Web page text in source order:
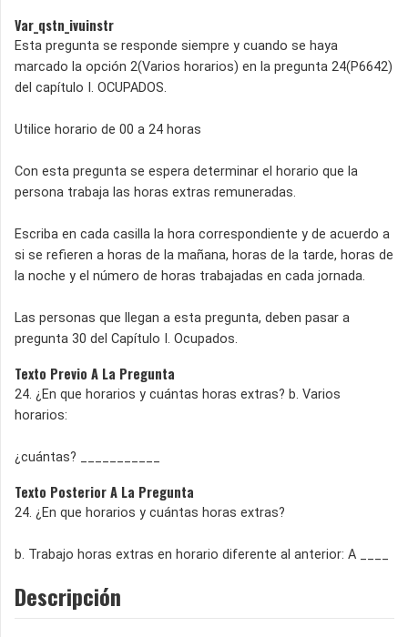
Var_qstn_ivuinstr
Esta pregunta se responde siempre y cuando se haya
marcado la opción 2(Varios horarios) en la pregunta 24(P6642)
del capítulo I. OCUPADOS.
Utilice horario de 00 a 24 horas
Con esta pregunta se espera determinar el horario que la
persona trabaja las horas extras remuneradas.
Escriba en cada casilla la hora correspondiente y de acuerdo a
si se refieren a horas de la mañana, horas de la tarde, horas de
la noche y el número de horas trabajadas en cada jornada.
Las personas que llegan a esta pregunta, deben pasar a
pregunta 30 del Capítulo I. Ocupados.
Texto Previo A La Pregunta
24. ¿En que horarios y cuántas horas extras? b. Varios
horarios:
¿cuántas? ___________
Texto Posterior A La Pregunta
24. ¿En que horarios y cuántas horas extras?
b. Trabajo horas extras en horario diferente al anterior: A ____
Descripción